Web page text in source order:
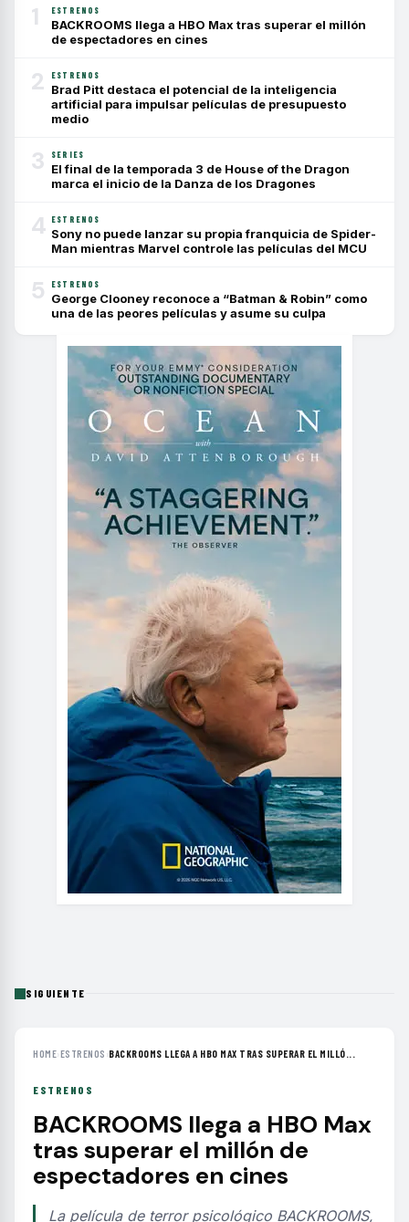
1 ESTRENOS
BACKROOMS llega a HBO Max tras superar el millón
de espectadores en cines
2 ESTRENOS
Brad Pitt destaca el potencial de la inteligencia
artificial para impulsar películas de presupuesto
medio
3 SERIES
El final de la temporada 3 de House of the Dragon
marca el inicio de la Danza de los Dragones
4 ESTRENOS
Sony no puede lanzar su propia franquicia de Spider-
Man mientras Marvel controle las películas del MCU
5 ESTRENOS
George Clooney reconoce a “Batman & Robin” como
una de las peores películas y asume su culpa
SIGUIENTE
HOME›ESTRENOS ›BACKROOMS LLEGA A HBO MAX TRAS SUPERAR EL MILLÓ...
ESTRENOS
BACKROOMS llega a HBO Max
tras superar el millón de
espectadores en cines
La película de terror psicológico BACKROOMS,